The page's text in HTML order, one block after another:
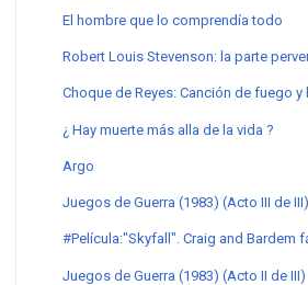
El hombre que lo comprendía todo
Robert Louis Stevenson: la parte
Choque de Reyes: Canción de fuego y
¿ Hay muerte más alla de la vida ?
Argo
Juegos de Guerra (1983) (Acto III de III)
#Película:"Skyfall". Craig and Bardem
Juegos de Guerra (1983) (Acto II de III)